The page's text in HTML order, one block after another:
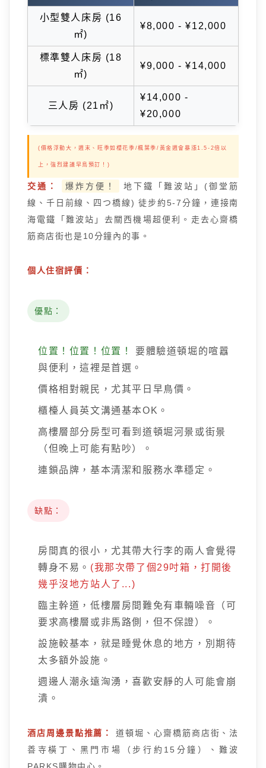
小型雙人床房 (16
㎡)
¥8,000 - ¥12,000
標準雙人床房 (18
㎡)
¥9,000 - ¥14,000
三人房 (21㎡)
¥14,000 -
¥20,000
(價格浮動大，週末、旺季如櫻花季/楓葉季/黃金週會暴漲1.5-2倍以
上，強烈建議早鳥預訂！)
交通： 爆炸方便！
地下鐵「難波站」(御堂筋
線、千日前線、四つ橋線) 徒步約5-7分鐘，連接南
海電鐵「難波站」去關西機場超便利。走去心齋橋
筋商店街也是10分鐘內的事。
個人住宿評價：
優點：
位置！位置！位置！
要體驗道頓堀的喧囂
與便利，這裡是首選。
價格相對親民，尤其平日早鳥價。
櫃檯人員英文溝通基本OK。
高樓層部分房型可看到道頓堀河景或街景
（但晚上可能有點吵）。
連鎖品牌，基本清潔和服務水準穩定。
缺點：
房間真的很小，尤其帶大行李的兩人會覺得
轉身不易。 (我那次帶了個29吋箱，打開後
幾乎沒地方站人了...)
臨主幹道，低樓層房間難免有車輛噪音（可
要求高樓層或非馬路側，但不保證）。
設施較基本，就是睡覺休息的地方，別期待
太多額外設施。
週邊人潮永遠洶湧，喜歡安靜的人可能會崩
潰。
酒店周邊景點推薦：
道頓堀、心齋橋筋商店街、法
善寺橫丁、黑門市場（步行約15分鐘）、難波
PARKS購物中心。